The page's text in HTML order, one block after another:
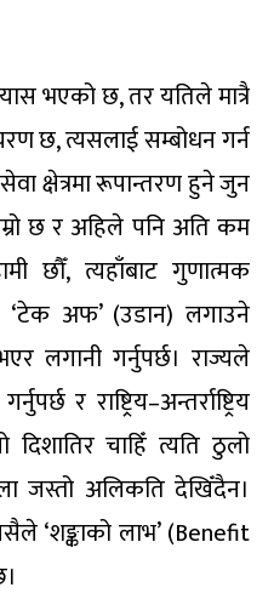
भएको छ, तर यतिले मात्रै
छ, त्यसलाई सम्बोधन गर्न
क्षेत्रमा रूपान्तरण हुने जुन
छ र अहिले पनि अति कम
छौँ, त्यहाँबाट गुणात्मक
‘टेक अफ’ (उडान) लगाउने
लगानी गर्नुपर्छ। राज्यले
र राष्ट्रिय–अन्तर्राष्ट्रिय
दिशातिर चाहिँ त्यति ठुलो
जस्तो अलिकति देखिँदैन।
‘शङ्काको लाभ’ (Benefit